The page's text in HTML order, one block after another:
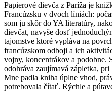
Papierové dievča z Paríža je
Francúzsku v dvoch líniách:
som ju skôr do YA literatúry,
dievčat, navyše dosť
tajomstve ktoré vypláva na
francúzskom odboji a ich
vojny, koncentrákov a podobne.
odohráva zaujímavá zápletka,
Mne padla kniha úplne vhod,
potrebovala čítať. Rýchle a